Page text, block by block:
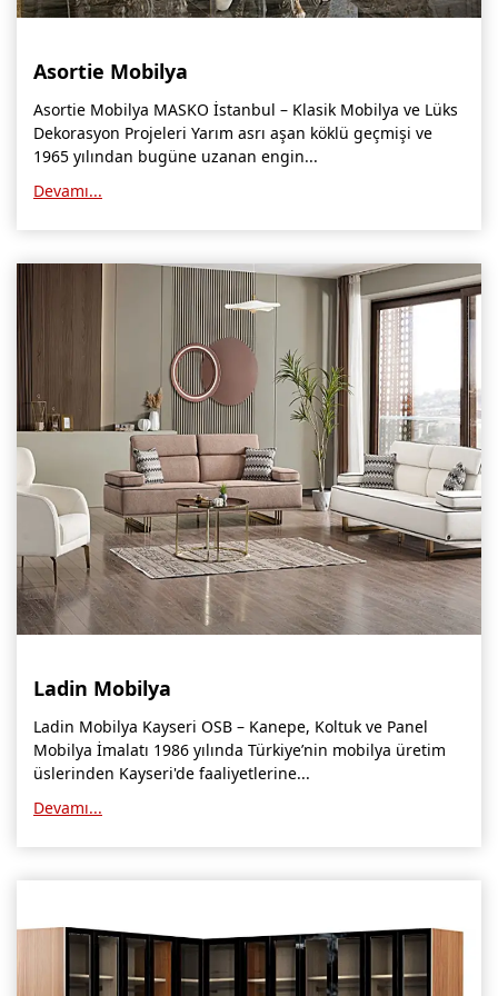
Kars Mobilya İmalatçıları, Mağazaları, Mobilyacılar
Kütahya Mobilya İmalatçıları, Mağazaları, Mobilyacılar
Malatya Mobilyacılar, Mağazaları, İmalatçıları, Fabrikaları
Sinop Mobilya İmalatçıları, Mağazaları, Mobilyacılar
Tekirdağ Mobilyacılar, Mobilya İmalatçıları, Mağazaları
Muş Mobilya İmalatçıları, Mağazaları, Mobilyacılar
Nevşehir Mobilyacılar, Mobilya İmalatçıları, Mağazaları
Ordu Mobilya Mağazaları, İmalatçıları, Mobilyacılar
Rize Mobilyacılar, Mobilya İmalatçıları, Mağazaları
Sivas Mobilya Fabrikaları, Üreticileri, Mağazaları
Tokat Mobilyacılar, Mobilya Mağazaları, İmalatçıları
Niğde Mobilyacılar, Mobilya Firmaları, İmalatçıları
Giresun Mobilya Mağazaları, İmalatçıları, Mobilyacıları
Asortie Mobilya
Asortie Mobilya MASKO İstanbul – Klasik Mobilya ve Lüks
Dekorasyon Projeleri Yarım asrı aşan köklü geçmişi ve
1965 yılından bugüne uzanan engin...
Devamı...
Ladin Mobilya
Ladin Mobilya Kayseri OSB – Kanepe, Koltuk ve Panel
Mobilya İmalatı 1986 yılında Türkiye’nin mobilya üretim
üslerinden Kayseri'de faaliyetlerine...
Devamı...